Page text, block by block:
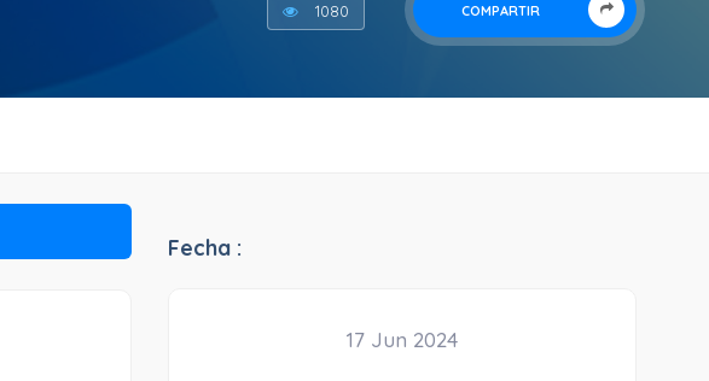
COMPARTIR
1080
Fecha :
17 Jun 2024